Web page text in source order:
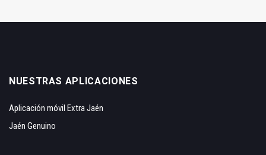
NUESTRAS APLICACIONES
Aplicación móvil Extra Jaén
Jaén Genuino